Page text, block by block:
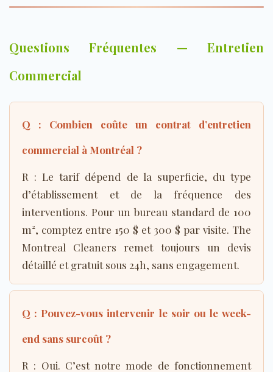
Questions Fréquentes — Entretien
Commercial
Q : Combien coûte un contrat d’entretien
commercial à Montréal ?
R : Le tarif dépend de la superficie, du type
d’établissement et de la fréquence des
interventions. Pour un bureau standard de 100
m², comptez entre 150 $ et 300 $ par visite. The
Montreal Cleaners remet toujours un devis
détaillé et gratuit sous 24h, sans engagement.
Q : Pouvez-vous intervenir le soir ou le week-
end sans surcoût ?
R : Oui. C’est notre mode de fonctionnement